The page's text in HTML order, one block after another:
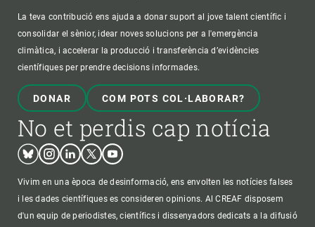
La teva contribució ens ajuda a donar suport al jove talent científic i
consolidar el sènior, idear noves solucions per a l'emergència
climàtica, i accelerar la producció i transferència d’evidències
científiques per prendre decisions informades.
DONAR COM POTS COL·LABORAR?
No et perdis cap notícia
BlueskyInstagram
LinkedinTwitterYoutube
Vivim en una època de desinformació, ens envolten les notícies falses
i les dades científiques es consideren opinions. Al CREAF disposem
d'un equip de periodistes, científics i dissenyadors dedicats a la difusió